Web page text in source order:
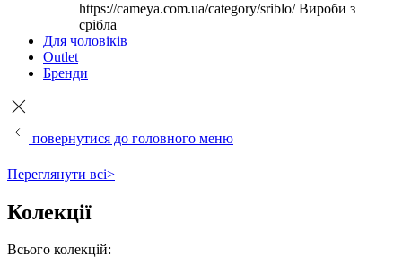
https://cameya.com.ua/category/sriblo/Вироби з
срібла
Для чоловіків
Outlet
Бренди
повернутися до головного меню
Переглянути всі>
Колекції
Всього колекцій: